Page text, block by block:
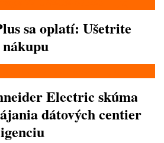
sa oplatí: Ušetrite
Electric skúma
dátových centier